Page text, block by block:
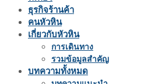
ธุรกิจร้านค้า
คนหัวหิน
เกี่ยวกับหัวหิน
การเดินทาง
รวมข้อมูลสำคัญ
บทความทั้งหมด